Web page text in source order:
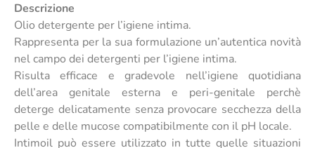
Descrizione
Olio detergente per l’igiene intima.
Rappresenta per la sua formulazione un’autentica novità
nel campo dei detergenti per l’igiene intima.
Risulta efficace e gradevole nell’igiene quotidiana
dell’area genitale esterna e peri-genitale perchè
deterge delicatamente senza provocare secchezza della
pelle e delle mucose compatibilmente con il pH locale.
Intimoil può essere utilizzato in tutte quelle situazioni